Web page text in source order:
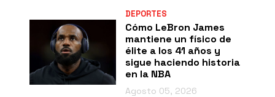
DEPORTES
Cómo LeBron James
mantiene un físico de
élite a los 41 años y
sigue haciendo historia
en la NBA
Agosto 05, 2026